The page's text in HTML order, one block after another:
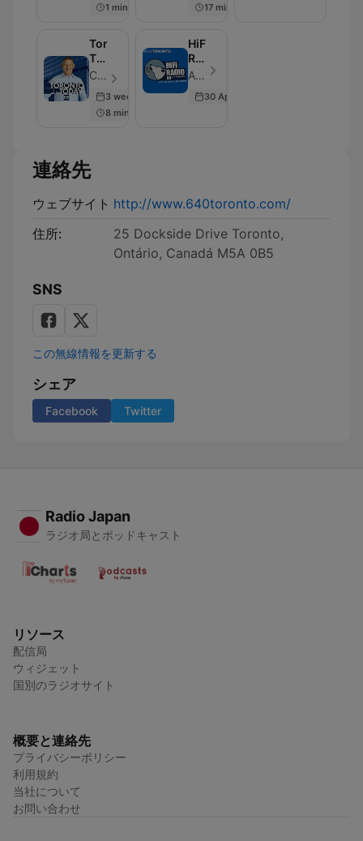
1 min
17 min
Toronto
Today
with
Greg
Brady
Corus Radio - エピソード 3836
3 weeks ago
8 min
HiFi
Radio
with
Wolf
AM640 - エピソード 13
30 Apr 2026
連絡先
ウェブサイト http://www.640toronto.com/
住所:
25 Dockside Drive Toronto,
Ontário, Canadá M5A 0B5
SNS
この無線情報を更新する
シェア
Facebook Twitter
Radio Japan
ラジオ局とポッドキャスト
リソース
配信局
ウィジェット
国別のラジオサイト
概要と連絡先
プライバシーポリシー
利用規約
当社について
お問い合わせ